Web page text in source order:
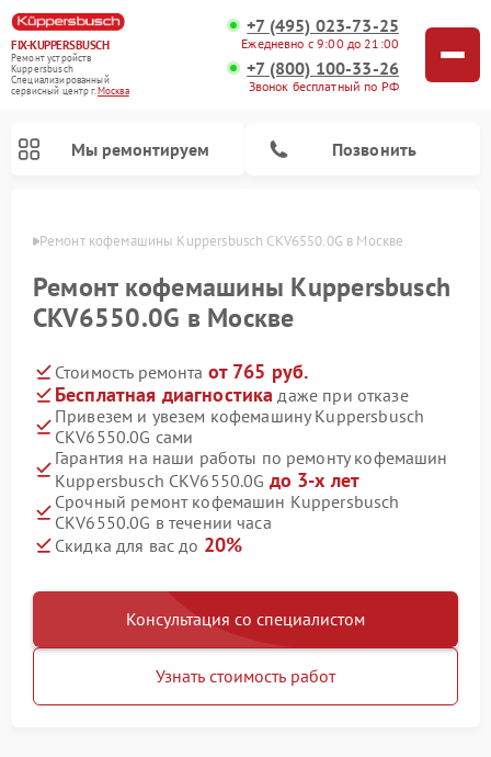
FIX-KUPPERSBUSCH
Ремонт устройств
Kuppersbusch
Специализированный
cервисный центр г.Москва
+7 (495) 023-73-25
Ежедневно с 9:00 до 21:00
+7 (800) 100-33-26
Звонок бесплатный по РФ
Мы ремонтируем Позвонить
Ремонт кофемашины Kuppersbusch CKV6550.0G в Москве
Ремонт кофемашины Kuppersbusch
CKV6550.0G в Москве
Стоимость ремонта от 765 руб.
Бесплатная диагностика даже при отказе
Привезем и увезем кофемашину Kuppersbusch
CKV6550.0G сами
Гарантия на наши работы по ремонту кофемашин
Kuppersbusch CKV6550.0G до 3-х лет
Срочный ремонт кофемашин Kuppersbusch
CKV6550.0G в течении часа
Скидка для вас до 20%
Консультация со специалистом
Узнать стоимость работ